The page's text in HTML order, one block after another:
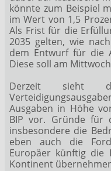
könnte zum Beispiel
im Wert von 1,5
Als Frist für die
2035 gelten, wie
dem Entwurf für die
Diese soll am
Derzeit sieht
Ausgaben in Höhe
BIP vor. Gründe für
insbesondere die
eben auch die
Europäer künftig die
Kontinent